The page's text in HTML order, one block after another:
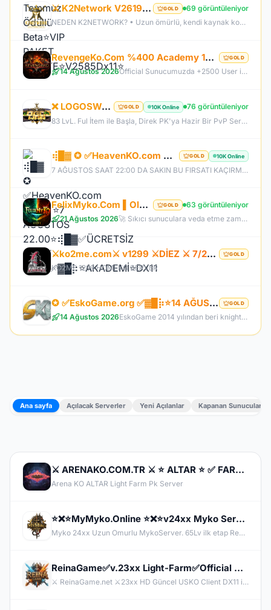
⚔️ K2Network V2619 – Yeni Nesil Farm Dönemi! | Ücretsiz PUS | +30 Rebirth | Auto Upgrade | 7/24 Farm GOLD
69 görüntüleniyor
NEDEN K2NETWORK? • Uzun ömürlü, kendi kaynak koduna sahip gerçek bir proje – hazır dosya alıp 1 haftada patlayan server değil. • %100 farm mantığı – KC/TL zorunluluğu yok, her şey oynayarak kazanılabilir. • Upgrade sınırı yok! – +30 Rebirthe kadar ilerleyen, +5’e kadar basılan takılar! • Tamamen ücretsiz PUS, paranızı sevdiklerinize ve ailenize ayırabilirsiniz! • Upgrade oranları şeffaf – % kaç ihtimalle bastığını ekranda net görüyorsun. • Auto Upgrade sistemi oyuna direkt entegre
RevengeKo.Com %400 Academy 14 Ağustos 2026 | v.2585 Light Farm | 1500 TL Değerinde VIP Paket Hediye GOLD
14 Ağustos 2026 Official Sunucumuzda +2500 User ile sorunsuz bir şekilde sunucumuzu aktif ettik. Aktif edilen sunucumuza geç kalmış veya başlayamayan oyuncularımız için 2. Akademi Sunucumuz 14 Ağustos Cuma günü Aktif Edilecektir. %400 DROP , %400 EXP , %400 Coins Drobu olarak sunucu 14 ağustosda academy olarak aktif edilecektir. Sunucumuz 1 Lv aktif edilmesine rağmen oyuncularımızın geri kalmaması için Akademi sunucumuz 83 Lv Başlangıç Full Skill olarak aktif edilecektir.
❌ LOGOSWAR.COM ❌ [ 83/1 ] PK SERVER ▌FULL ITEM BAŞLANGIÇ ▌Adım Atamayacağın Kadar Kalabalık GOLD 10K Online
76 görüntüleniyor
83 LvL. Ful İtem ile Başla, Direk PK'ya Hazir Bir PvP Server, Full Pus'da Hediye, 10.000 Oyuncu Kitlesi ile Türkiye'nin En Kalabalık PK Serveri, Sizlerde Hemen Yerinizi Alın.
⢾█▓ ✪ ✅HeavenKO.com ✅▓█⡷⭐7 AĞUSTOS 22.00⭐⢾█▓✅ÜCRETSİZ GENİE LOOT✅▓█⡷⭐AKADEMİ⭐DX11 GOLD 10K Online
7 AĞUSTOS SAAT 22:00 DA SAKIN BU FIRSATI KAÇIRMA! BİZİMLE YOLA ÇIKAN HERKES BUGÜN İPTAL! BİZ İSE 6.AYIMIZI DEVİRDİK, İLK GÜNKİ GİBİ GEÇ KALMAYACAĞIN TEK SİSTEM!
FelixMyko.Com ▌Old Myko v.1098 ▌70 Level CAP ▌Official : 21 Ağustos Cuma 22:00 ▌Starter Paket Bizden GOLD
63 görüntüleniyor
21 Ağustos 2026
🚀 Sıkıcı sunuculara veda etme zamanı geldi! ⭐ Parlayan yıldız: FelixMyko! 💰 Sürekli kazandıran yapısı, bitmek bilmeyen Farm ve PK heyecanıyla eski MyKO ruhunu yeniden yaşamaya hazır ol! 📅 Açılış: 21 Ağustos Cuma – 🕙 22:00 🌐 Adres: FelixMyko.com 🎁 2.000 TL bakiye değerinde Starter Paket HEDİYE! 🔑 Starter Paket Kodu: 99998888777766665555 🌐 Panel: https://www.felixmyko.com 👉 Discord: http://discord.gg/MYACS 🟢 WhatsApp: https://wp.felixmyko.com ⚔️ Eski günlerin efsane savaşlarını, dostluk
⚔️ko2me.com⚔️ v1299 ⚔️DİEZ ⚔️ 7/24 ONLINE ⚔️ JAPKO DRAKİ SERVER GOLD
KO2ME 1299 HOMEKO SERVER
✪ ✅EskoGame.org ✅▓█⡷⭐14 AĞUSTOS 22.00⭐⢾█▓✅ERKEN KAYITA VİP PAKET HEDİYE !✅▓█⡷👉 v25XX FARM 👈 GOLD
14 Ağustos 2026 EskoGame 2014 yılından beri knight online pvp sektöründe kesintisiz hizmet vermektedir. Aktif sunucuları +1000 Gündür onlinedir, yeni sunucular senede 1 kere açılır, takipde kalın!
Ana sayfa Açılacak Serverler Yeni Açılanlar Kapanan Sunucular
⚔️ ARENAKO.COM.TR ⚔️ ⭐ ALTAR ⭐ ✅ FARM & PK OFFİCAL 24 NİSAN CUMA 21:00 ✅ ⭐ V.24xx ⭐
Arena KO ALTAR Light Farm Pk Server
⭐❌⭐MyMyko.Online ⭐❌⭐v24xx Myko Server⭐❌⭐Offical 12 Haziran⭐❌⭐
Myko 24xx Uzun Omurlu MykoServer. 65Lv ilk etap Reb +10 Sonra +30 +50 +100 Gibi İlerlemektedir.
ReinaGame✅v.23xx Light-Farm✅Official Bugün 20:00'de ✅ FULL PUS HEDİYE!✅ 83/10✅Oto Master-Skil✅
⚔️ ReinaGame.net ⚔️​23xx HD Güncel USKO Client DX11 ile yüksek FPS deneyimi ⚔️80 Level Master Skiller Kapalı başlangıç⚔️ Light- Farm Server⚔️Krowaz-Holly-Rosetta-Dark İtemler Kapalı⚔️PUS'ta Kanat-Tatto-Peri-Duration Kapalı⚔️Warrior Berserk Kapalı Max Lvl 80⚔️Mini Delos-Phoenix War-Fun Class vb Etkinlikler Aktif⚔️ En İyi İtemler Eski Usko Basic İtemler⚔️ Her Gün CR ve Boss Event Aktif⚔️ Degerli İtem ve PUS Ödülleri Mevcut⚔️29 Mayıs 20:00 Official